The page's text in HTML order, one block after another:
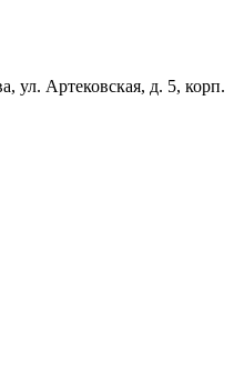
ул. Артековская, д. 5, корп.